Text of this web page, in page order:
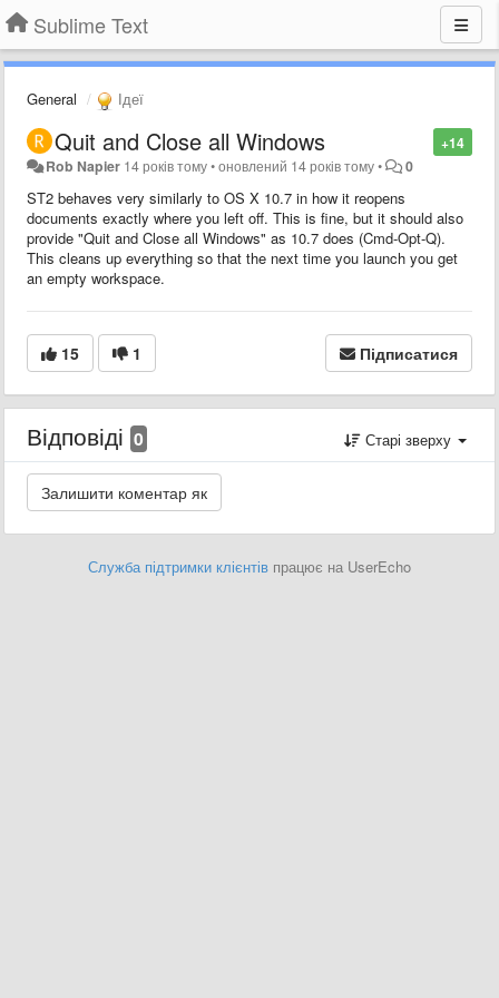
Sublime Text
General Ідеї
+14
Quit and Close all Windows
Rob Napier 14 років тому•оновлений 14 років тому• 0
ST2 behaves very similarly to OS X 10.7 in how it reopens
documents exactly where you left off. This is fine, but it should also
provide "Quit and Close all Windows" as 10.7 does (Cmd-Opt-Q).
This cleans up everything so that the next time you launch you get
an empty workspace.
15 1 Підписатися
Відповіді 0 Старі зверху
Служба підтримки клієнтів працює на UserEcho